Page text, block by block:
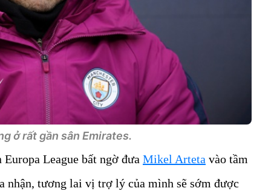
ở rất gần sân Emirates.
League bất ngờ đưa Mikel Arteta vào tầm
nhận, tương lai vị trợ lý của mình sẽ sớm được